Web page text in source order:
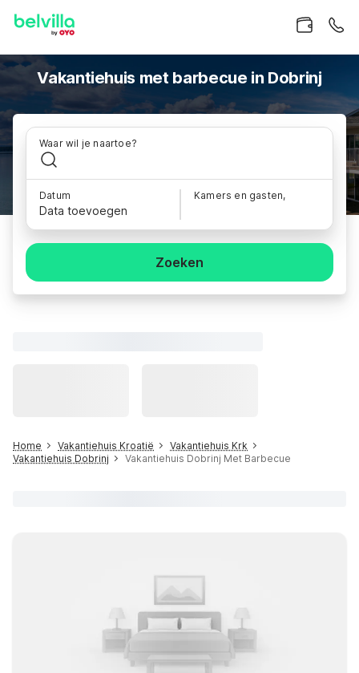
Vakantiehuis met barbecue in Dobrinj
Waar wil je naartoe?
Datum
Data toevoegen
Kamers en gasten,
Zoeken
Home Vakantiehuis Kroatië
Vakantiehuis Krk
Vakantiehuis Dobrinj
Vakantiehuis Dobrinj Met Barbecue